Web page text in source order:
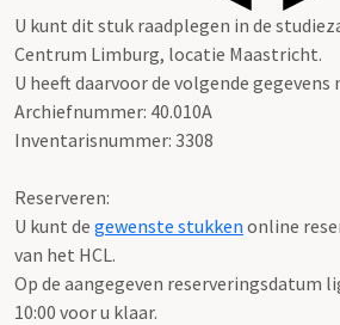
U kunt dit stuk raadplegen in de
Centrum Limburg, locatie Maastricht.
U heeft daarvoor de volgende gegevens
Archiefnummer: 40.010A
Inventarisnummer: 3308
Reserveren:
U kunt de gewenste stukken online
van het HCL.
Op de aangegeven reserveringsdatum
10:00 voor u klaar.